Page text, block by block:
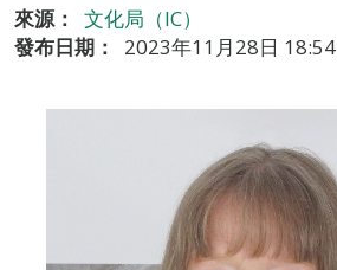
來源：
文化局（IC）
發布日期：
2023年11月28日 18:54